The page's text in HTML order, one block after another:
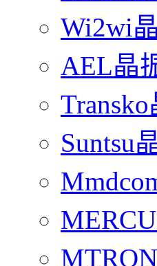
Wi2wi
AEL晶
Suntsu